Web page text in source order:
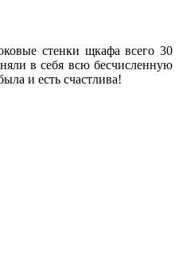
стенки щкафа всего 30
в себя всю бесчисленную
и есть счастлива!